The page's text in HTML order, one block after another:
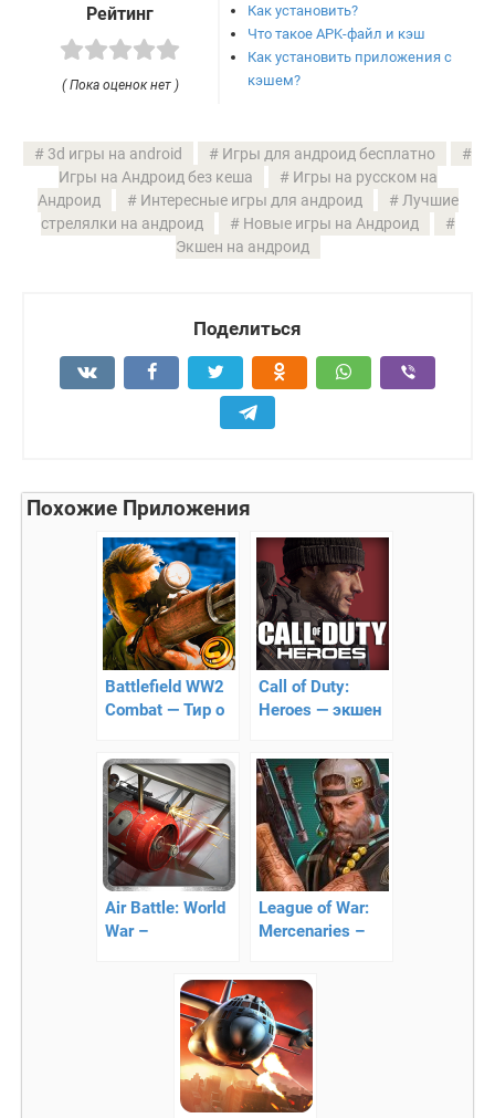
Рейтинг
( Пока оценок нет )
Как установить?
Что такое APK-файл и кэш
Как установить приложения с
кэшем?
3d игры на android
Игры для андроид бесплатно
Игры на Андроид без кеша
Игры на русском на
Андроид
Интересные игры для андроид
Лучшие
стрелялки на андроид
Новые игры на Андроид
Экшен на андроид
Поделиться
Похожие Приложения
Battlefield WW2
Combat — Тир о
войне
Call of Duty:
Heroes — экшен
Air Battle: World
War –
League of War:
Mercenaries –
стратегия